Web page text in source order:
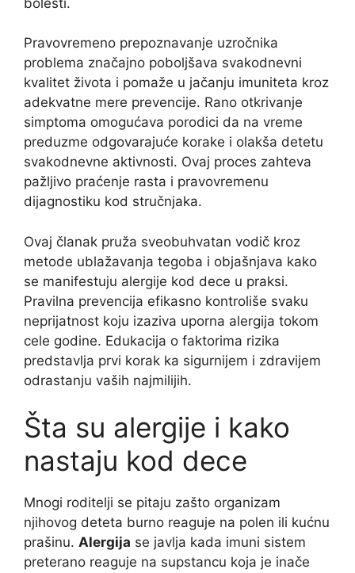
Pravovremeno prepoznavanje uzročnika
problema značajno poboljšava svakodnevni
kvalitet života i pomaže u jačanju imuniteta kroz
adekvatne mere prevencije. Rano otkrivanje
simptoma omogućava porodici da na vreme
preduzme odgovarajuće korake i olakša detetu
svakodnevne aktivnosti. Ovaj proces zahteva
pažljivo praćenje rasta i pravovremenu
dijagnostiku kod stručnjaka.
Ovaj članak pruža sveobuhvatan vodič kroz
metode ublažavanja tegoba i objašnjava kako
se manifestuju alergije kod dece u praksi.
Pravilna prevencija efikasno kontroliše svaku
neprijatnost koju izaziva uporna alergija tokom
cele godine. Edukacija o faktorima rizika
predstavlja prvi korak ka sigurnijem i zdravijem
odrastanju vaših najmilijih.
Šta su alergije i kako
nastaju kod dece
Mnogi roditelji se pitaju zašto organizam
njihovog deteta burno reaguje na polen ili kućnu
prašinu. Alergija se javlja kada imuni sistem
preterano reaguje na supstancu koja je inače